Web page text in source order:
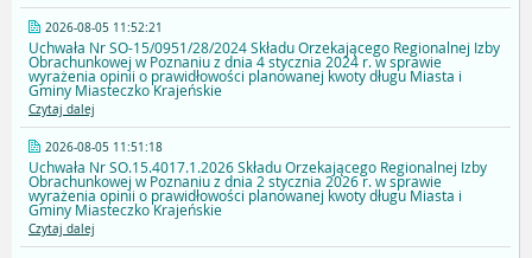
2026-08-05 11:52:21
Uchwała Nr SO-15/0951/28/2024 Składu Orzekającego Regionalnej Izby
Obrachunkowej w Poznaniu z dnia 4 stycznia 2024 r. w sprawie
wyrażenia opinii o prawidłowości planowanej kwoty długu Miasta i
Gminy Miasteczko Krajeńskie
Czytaj dalej
2026-08-05 11:51:18
Uchwała Nr SO.15.4017.1.2026 Składu Orzekającego Regionalnej Izby
Obrachunkowej w Poznaniu z dnia 2 stycznia 2026 r. w sprawie
wyrażenia opinii o prawidłowości planowanej kwoty długu Miasta i
Gminy Miasteczko Krajeńskie
Czytaj dalej